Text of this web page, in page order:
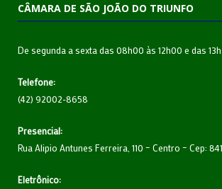
CÂMARA DE SÃO JOÃO DO TRIUNFO
De segunda a sexta das 08h00 às 12h00 e das
Telefone:
(42) 92002-8658
Presencial:
Rua Alipio Antunes Ferreira, 110 – Centro – Cep:
Eletrônico: